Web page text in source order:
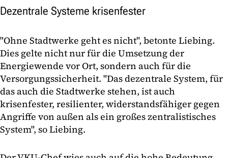
Dezentrale Systeme krisenfester
"Ohne Stadtwerke geht es nicht", betonte Liebing.
Dies gelte nicht nur für die Umsetzung der
Energiewende vor Ort, sondern auch für die
Versorgungssicherheit. "Das dezentrale System, für
das auch die Stadtwerke stehen, ist auch
krisenfester, resilienter, widerstandsfähiger gegen
Angriffe von außen als ein großes zentralistisches
System", so Liebing.